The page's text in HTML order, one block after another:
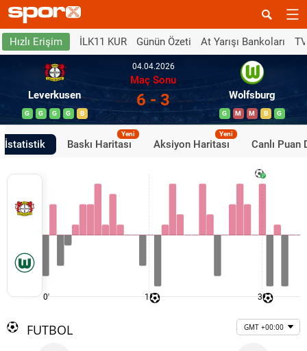
Hızlı Erişim İLK11 KUR Günün Özeti At Yarışı Bankoları
Leverkusen
G G G G B
04.04.2026
Maç Sonu
6 - 3 Wolfsburg
G M M B G
İstatistik Baskı Haritası
Yeni
Aksiyon Haritası
Yeni
Canlı Puan
0' 15' 30'
FUTBOL GMT +00:00